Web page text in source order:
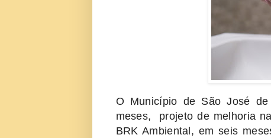
O Município de São José
meses, projeto de melhoria
BRK Ambiental, em seis